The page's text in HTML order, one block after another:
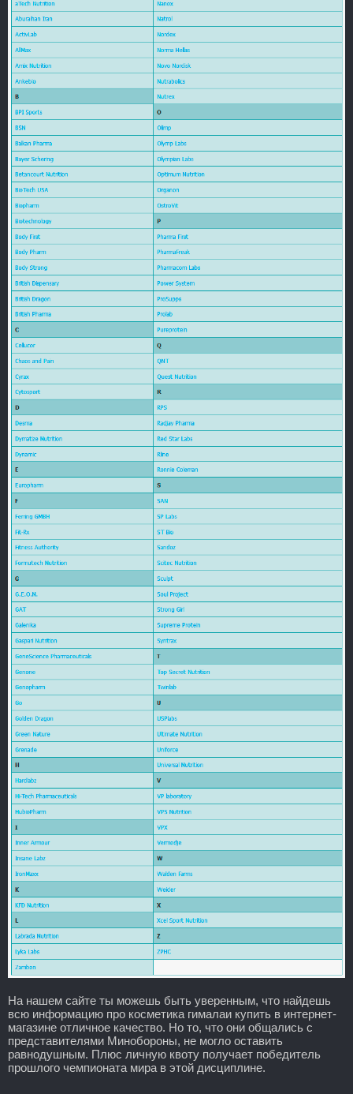
На нашем сайте ты можешь быть уверенным, что найдешь
всю информацию про косметика гималаи купить в интернет-
магазине отличное качество. Но то, что они общались с
представителями Минобороны, не могло оставить
равнодушным. Плюс личную квоту получает победитель
прошлого чемпионата мира в этой дисциплине.